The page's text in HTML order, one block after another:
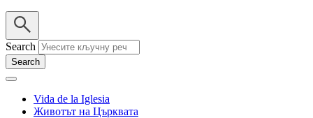
Search
Vida de la Iglesia
Животът на Църквата